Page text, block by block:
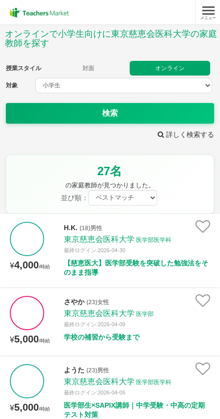
メニュー
オンラインで小学生向けに東京慈恵会医科大学の家庭
教師を探す
授業スタイル 対面 オンライン
対象
検索
詳しく検索する
27名
の家庭教師が見つかりました。
並び順：
¥4,000/時給
H.K. (18)男性
東京慈恵会医科大学 医学部医学科
最終ログイン:2026-04-30
【慈恵医大】医学部受験を突破した勉強法をそ
のまま指導
¥5,000/時給
さやか (23)女性
東京慈恵会医科大学 医学部
最終ログイン:2026-04-09
学校の補習から受験まで
¥5,000/時給
ようた (23)男性
東京慈恵会医科大学 医学部医学科
最終ログイン:2026-04-05
医学部生×SAPIX講師｜中学受験・中高の定期
テスト対策
対象
音楽
時給：¥1,000 ～ ¥10,000
授業可能日
月曜日 火曜日 水曜日
土曜日 日曜日
所属大学
年齢：18-101歳